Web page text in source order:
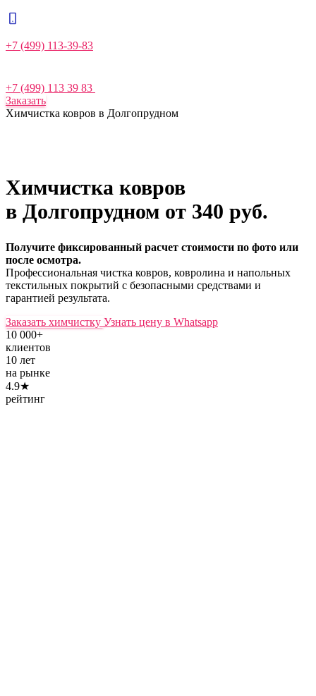
+7 (499) 113-39-83
+7 (499) 113 39 83
Заказать
Химчистка ковров в Долгопрудном
Химчистка ковров
в Долгопрудном от 340 руб.
Получите фиксированный расчет стоимости по фото или
после осмотра.
Профессиональная чистка ковров, ковролина и напольных
текстильных покрытий с безопасными средствами и
гарантией результата.
Заказать химчистку Узнать цену в Whatsapp
10 000+
клиентов
10 лет
на рынке
4.9★
рейтинг